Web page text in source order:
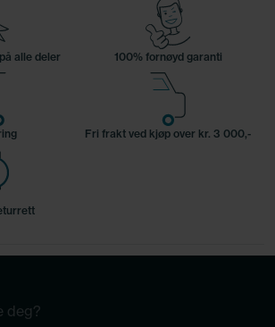
alle deler 100% fornøyd garanti
Fri frakt ved kjøp over kr. 3 000,-
deg?